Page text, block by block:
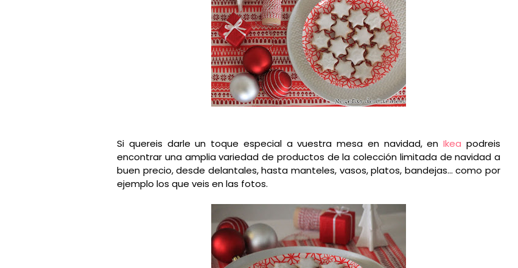
Si quereis darle un toque especial a vuestra mesa en navidad, en Ikea podreis
encontrar una amplia variedad de productos de la colección limitada de navidad a
buen precio, desde delantales, hasta manteles, vasos, platos, bandejas... como por
ejemplo los que veis en las fotos.